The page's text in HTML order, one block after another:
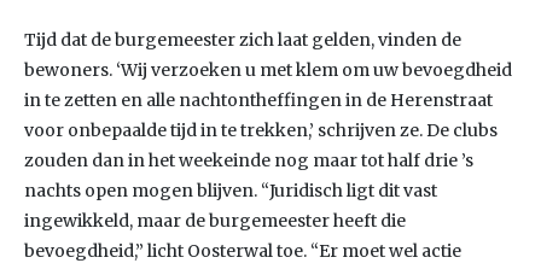
Tijd dat de burgemeester zich laat gelden, vinden de
bewoners. ‘Wij verzoeken u met klem om uw bevoegdheid
in te zetten en alle nachtontheffingen in de Herenstraat
voor onbepaalde tijd in te trekken,’ schrijven ze. De clubs
zouden dan in het weekeinde nog maar tot half drie ’s
nachts open mogen blijven. “Juridisch ligt dit vast
ingewikkeld, maar de burgemeester heeft die
bevoegdheid,” licht Oosterwal toe. “Er moet wel actie